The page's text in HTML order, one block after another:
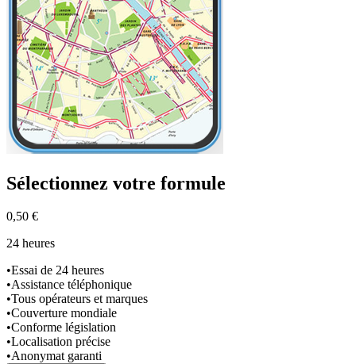
Sélectionnez votre formule
0,50 €
24 heures
•Essai de 24 heures
•Assistance téléphonique
•Tous opérateurs et marques
•Couverture mondiale
•Conforme législation
•Localisation précise
•Anonymat garanti